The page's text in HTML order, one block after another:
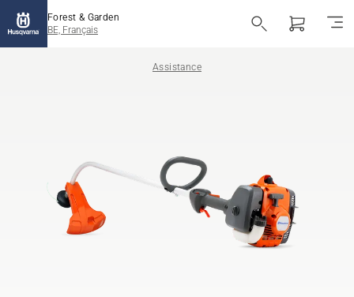
Forest & Garden
BE, Français
Assistance